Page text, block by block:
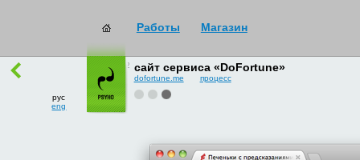
Работы Магазин
рус
eng
сайт сервиса «DoFortune»
dofortune.me процесс